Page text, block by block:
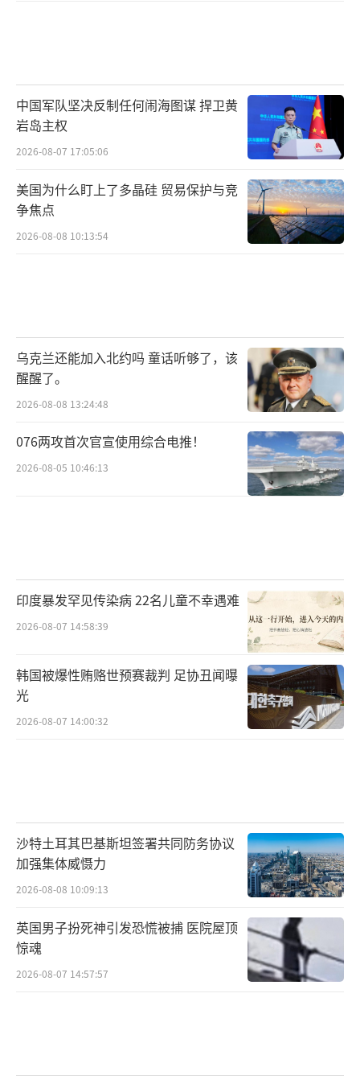
中国军队坚决反制任何闹海图谋 捍卫黄
岩岛主权
2026-08-07 17:05:06
美国为什么盯上了多晶硅 贸易保护与竞
争焦点
2026-08-08 10:13:54
乌克兰还能加入北约吗 童话听够了，该
醒醒了。
2026-08-08 13:24:48
076两攻首次官宣使用综合电推！
2026-08-05 10:46:13
印度暴发罕见传染病 22名儿童不幸遇难
2026-08-07 14:58:39
韩国被爆性贿赂世预赛裁判 足协丑闻曝
光
2026-08-07 14:00:32
沙特土耳其巴基斯坦签署共同防务协议
加强集体威慑力
2026-08-08 10:09:13
英国男子扮死神引发恐慌被捕 医院屋顶
惊魂
2026-08-07 14:57:57